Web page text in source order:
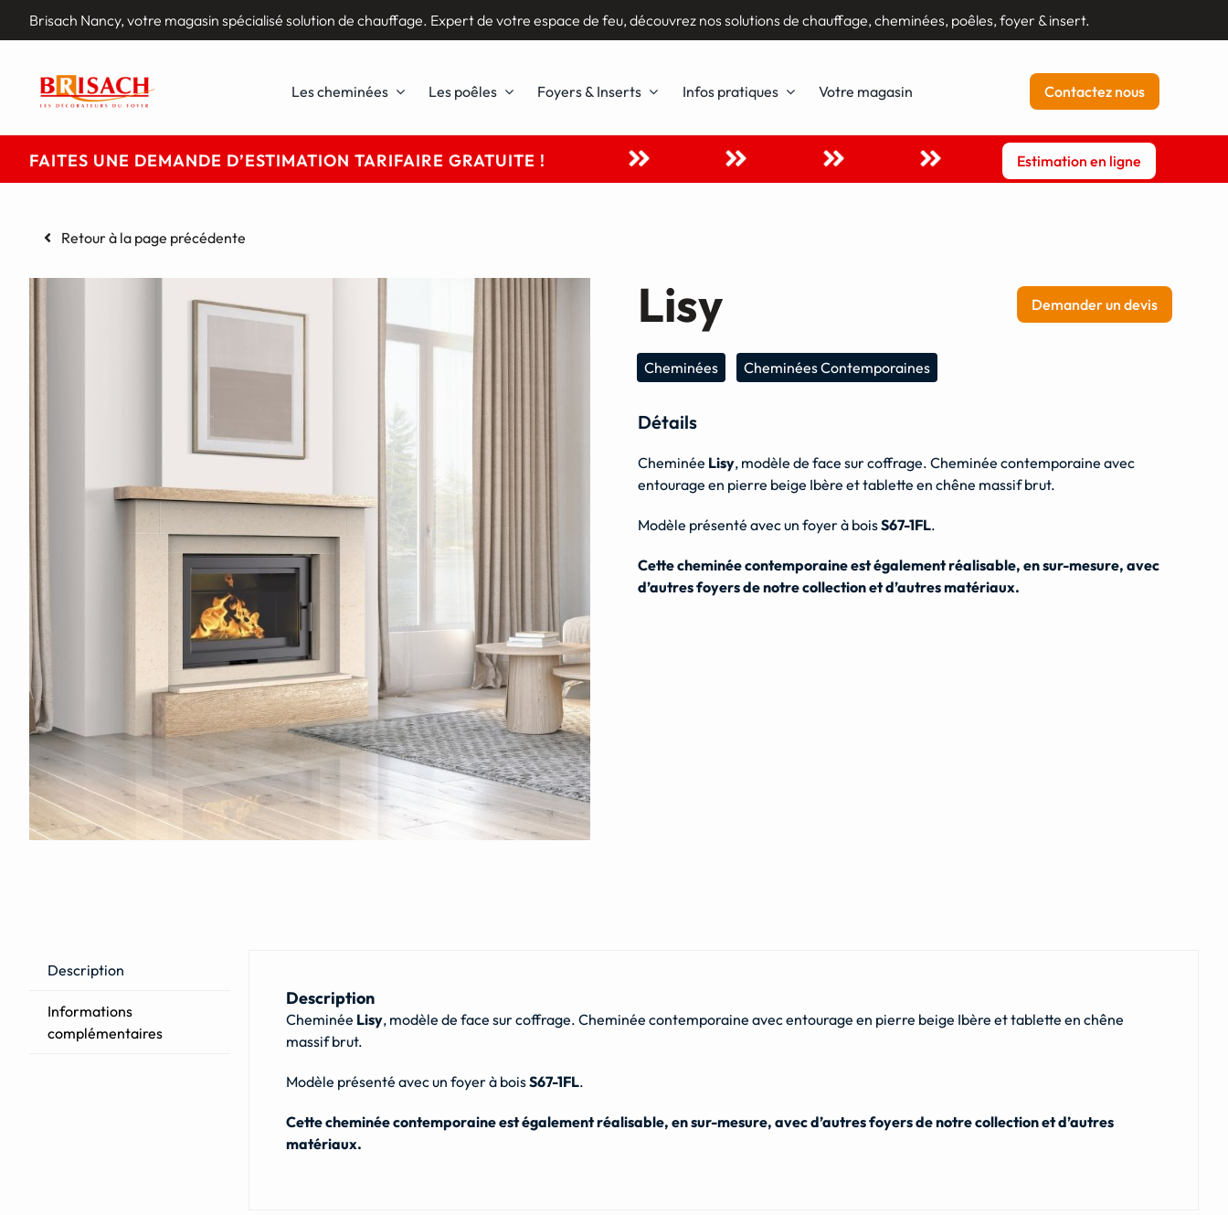
Brisach Nancy, votre magasin spécialisé solution de chauffage. Expert de votre espace de feu, découvrez nos solutions de chauffage, cheminées, poêles, foyer & insert.
Les cheminées Les poêles Foyers & Inserts Infos pratiques Votre magasin Contactez nous
FAITES UNE DEMANDE D’ESTIMATION TARIFAIRE GRATUITE ! Estimation en ligne
Retour à la page précédente
Lisy Demander un devis
Cheminées Cheminées Contemporaines
Détails
Cheminée Lisy, modèle de face sur coffrage. Cheminée contemporaine avec
entourage en pierre beige Ibère et tablette en chêne massif brut.
Modèle présenté avec un foyer à boisS67-1FL.
Cette cheminée contemporaine est également réalisable, en sur-mesure, avec
d’autres foyers de notre collection et d’autres matériaux.
Description
Informations
complémentaires
Description
Cheminée Lisy, modèle de face sur coffrage. Cheminée contemporaine avec entourage en pierre beige Ibère et tablette en chêne
massif brut.
Modèle présenté avec un foyer à boisS67-1FL.
Cette cheminée contemporaine est également réalisable, en sur-mesure, avec d’autres foyers de notre collection et d’autres
matériaux.